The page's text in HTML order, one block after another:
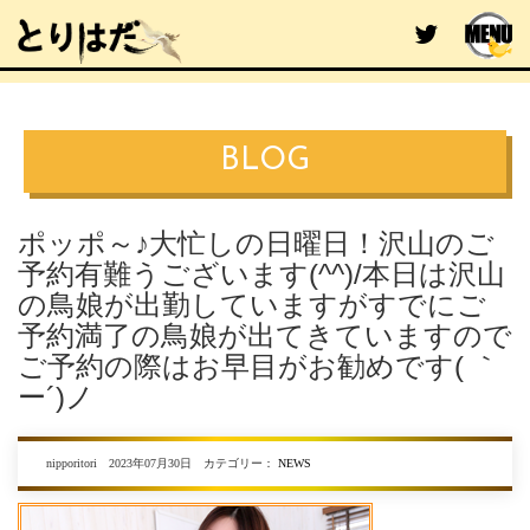
BLOG
ポッポ～♪大忙しの日曜日！沢山のご
予約有難うございます(^^)/本日は沢山
の鳥娘が出勤していますがすでにご
予約満了の鳥娘が出てきていますので
ご予約の際はお早目がお勧めです( ｀
ー´)ノ
nipporitori 2023年07月30日 カテゴリー： NEWS